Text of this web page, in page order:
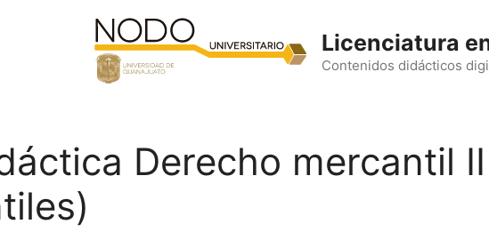
Licenciatura
Contenidos didácticos
Derecho mercantil